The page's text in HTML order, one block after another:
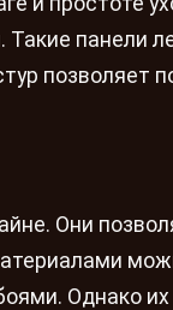
панели
позволяет
Они
Однако